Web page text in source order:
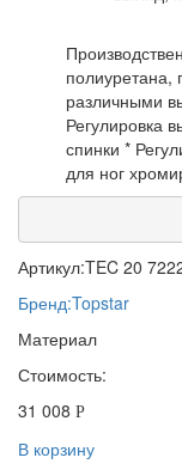
полиуретана,
различными
Регулировка
спинки *
для ног
Артикул:TEC 20
Бренд:Topstar
Материал
Стоимость:
31 008 Р
В корзину